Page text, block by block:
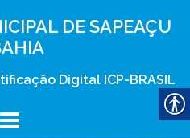
DE SAPEAÇU
Digital ICP-BRASIL